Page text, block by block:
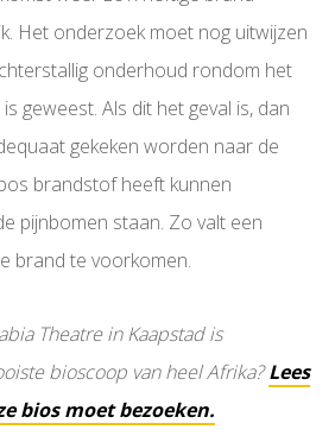
Het onderzoek moet nog uitwijzen
onderhoud rondom het
geweest. Als dit het geval is, dan
gekeken worden naar de
brandstof heeft kunnen
pijnbomen staan. Zo valt een
brand te voorkomen.
Theatre in Kaapstad is
bioscoop van heel Afrika? Lees
bios moet bezoeken.